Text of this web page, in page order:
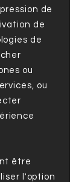
de
de
de
ou
ou
être
l'option